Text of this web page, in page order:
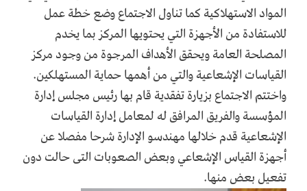
المواد الاستهلاكية كما تناول الاجتماع وضع خطة عمل
للاستفادة من الأجهزة التي يحتويها المركز بما يخدم
المصلحة العامة ويحقق الأهداف المرجوة من وجود مركز
القياسات الإشعاعية والتي من أهمها حماية المستهلكين.
واختتم الاجتماع بزيارة تفقدية قام بها رئيس مجلس إدارة
المؤسسة والفريق المرافق له لمعامل إدارة القياسات
الإشعاعية قدم خلالها مهندسو الإدارة شرحا مفصلا عن
أجهزة القياس الإشعاعي وبعض الصعوبات التى حالت دون
تفعيل بعض منها.